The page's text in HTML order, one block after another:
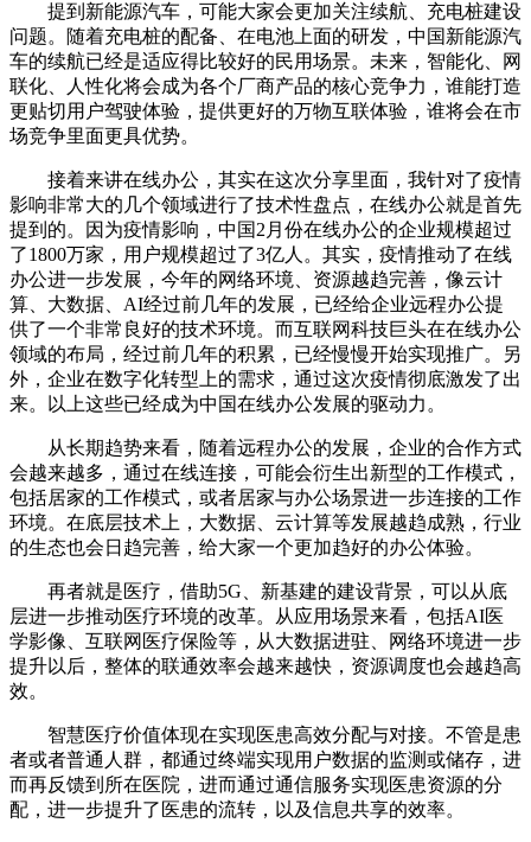
提到新能源汽车，可能大家会更加关注续航、充电桩建设
问题。随着充电桩的配备、在电池上面的研发，中国新能源汽
车的续航已经是适应得比较好的民用场景。未来，智能化、网
联化、人性化将会成为各个厂商产品的核心竞争力，谁能打造
更贴切用户驾驶体验，提供更好的万物互联体验，谁将会在市
场竞争里面更具优势。
接着来讲在线办公，其实在这次分享里面，我针对了疫情
影响非常大的几个领域进行了技术性盘点，在线办公就是首先
提到的。因为疫情影响，中国2月份在线办公的企业规模超过
了1800万家，用户规模超过了3亿人。其实，疫情推动了在线
办公进一步发展，今年的网络环境、资源越趋完善，像云计
算、大数据、AI经过前几年的发展，已经给企业远程办公提
供了一个非常良好的技术环境。而互联网科技巨头在在线办公
领域的布局，经过前几年的积累，已经慢慢开始实现推广。另
外，企业在数字化转型上的需求，通过这次疫情彻底激发了出
来。以上这些已经成为中国在线办公发展的驱动力。
从长期趋势来看，随着远程办公的发展，企业的合作方式
会越来越多，通过在线连接，可能会衍生出新型的工作模式，
包括居家的工作模式，或者居家与办公场景进一步连接的工作
环境。在底层技术上，大数据、云计算等发展越趋成熟，行业
的生态也会日趋完善，给大家一个更加趋好的办公体验。
再者就是医疗，借助5G、新基建的建设背景，可以从底
层进一步推动医疗环境的改革。从应用场景来看，包括AI医
学影像、互联网医疗保险等，从大数据进驻、网络环境进一步
提升以后，整体的联通效率会越来越快，资源调度也会越趋高
效。
智慧医疗价值体现在实现医患高效分配与对接。不管是患
者或者普通人群，都通过终端实现用户数据的监测或储存，进
而再反馈到所在医院，进而通过通信服务实现医患资源的分
配，进一步提升了医患的流转，以及信息共享的效率。